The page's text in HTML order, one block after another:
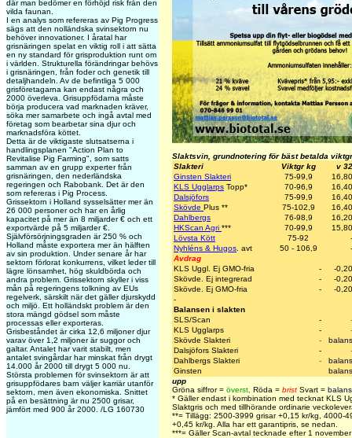
där man bedömer en förhöjd risk från den
vilda faunan.
I en analys som refereras av Pig Progress
sägs att den nolländska svinsektorn nu
behöver innovationer. I åratal har
grisnäringen spelat en viktig roll i att sätta
en ny standard för grisproduktion runt om
i världen. Strukturella förändringar behövs
i grisnäringen, från foder och genetik till
detaljhandeln. Av de befintliga 5 000
grisföretagarna kan endast några och
2000 överleva. Grisuppfödarna måste
börja producera vad marknaden kräver,
söka mer samarbete och ingå avtal med
företag som bearbetar sina djur och
marknadsföra köttet.
Detta är de viktigaste slutsatserna i
handlingsplanen "Action Plan to
Revitalise Pig Farming", som satts
samman av en grupp experter från
grisnäringen, den nederländska
regeringen och Rabobank. Det är den
som refereras i Pig Process.
Grissektorn i Holland sysselsätter mer än
26 000 personer och har en årlig
kapacitet på mer än 8 miljarder € och ett
exportvärde på 5 miljarder €.
Självförsörjningsgraden är 250 % och
Holland måste exportera mer än hälften
av sin produktion. Under senare år har
sektorn förlorat konkurrens, vilket leder till
lägre lönsamhet, hög skuldbörda och
andra problem. Grissektorn skyller i viss
mån på regeringens tolkning av EUs
regelverk, särskilt när det gäller djurskydd
och miljö. Ett holländskt problem är den
stora mängd gödsel som måste
processas eller exporteras.
Grisbeståndet är cirka 12,6 miljoner djur
varav över 1,2 miljoner är suggor och
galtar. Antalet har varit stabilt, men
antalet svingårdar har minskat från drygt
14.000 år 2000 till drygt 5 000 nu.
Största problemen för svinsektorn är att
grisuppfödares barn väljer karriär utanför
sektorn, men även ekonomiska. Snittet
på en besättning är nu 2500 grisar,
jämfört med 900 år 2000. /LG 160730
Slaktsvin, grundnotering för bäst betalda viktgr
Slakteri
Viktgr kg
v 32
Ginsten Slakteri
75-99,9
16,80
KLS Ugglarps Topp* 70-96,9
16,40
Dalsjöfors
75-99,9
16,40
Skövde Plus ** 75-102,9
16,40
Dahlbergs
76-98,9
16,20
HKScan Agri *** 70-99,9
15,80
Lövsta Kött
75-92
-
Nyhléns & Hugos . avt 50 - 106,9
-
Avdrag
KLS Uggl. Ej GMO-fria
-
-0,20
Skövde. Ej integrerad
-
-0,20
Skövde. Ej GMO-fria
-
-0,20
-
Balansen i slakten
SLS/Scan
-
-
KLS Ugglarps
-
-
Skövde Slakteri
-
balans
Dalsjöfors Slakteri
-
-
Dahlbergs Slakteri
-
balans
Ginsten
balans
upp
Gröna siffror = överst Röda = brist Svart = balans
* Gäller endast i kombination med tecknat KLS
Slaktgris och med tillhörande ordinarie
**= Tillägg: 2500-3999 grisar +0,15 kr/kg, 4000-
+0,45 kr/kg. Alla har ett garantipris, se nedan.
***= Gäller Scan-avtal tecknade efter 1